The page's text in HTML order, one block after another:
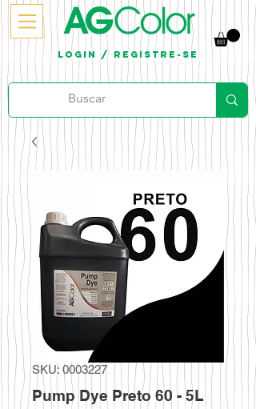
Login / Registre-se
SKU: 0003227
Pump Dye Preto 60 - 5L